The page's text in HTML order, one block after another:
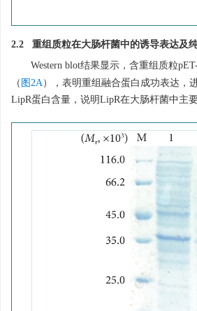
2.2 重组质粒在大肠杆菌中的诱导表达及
Western blot结果显示，含重组质粒
（ 图2A），表明重组融合蛋白成功表达，
LipR蛋白含量，说明LipR在大肠杆菌中主